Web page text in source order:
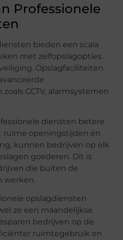
Professionele
bieden een scala
met zelfopslagopties.
Opslagfaciliteiten
CCTV, alarmsystemen
diensten betere
ruime openingstijden en
kunnen bedrijven op elk
goederen. Dit is
die buiten de
werken.
opslagdiensten
ze een maandelijkse
bedrijven op de
ruimtegebruik en